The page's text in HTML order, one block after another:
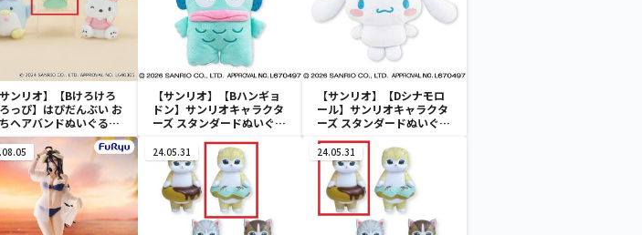
サンリオ】【Bけろけろ
っぴ】はぴだんぶい お
ヘアバンドぬいぐるみ
【サンリオ】【Bハンギョ
ドン】サンリオキャラクタ
ーズ スタンダードぬいぐる
【サンリオ】【Dシナモロ
ール】サンリオキャラクタ
ーズ スタンダードぬいぐる
みリール付きパスケース
24.05.31 24.05.31